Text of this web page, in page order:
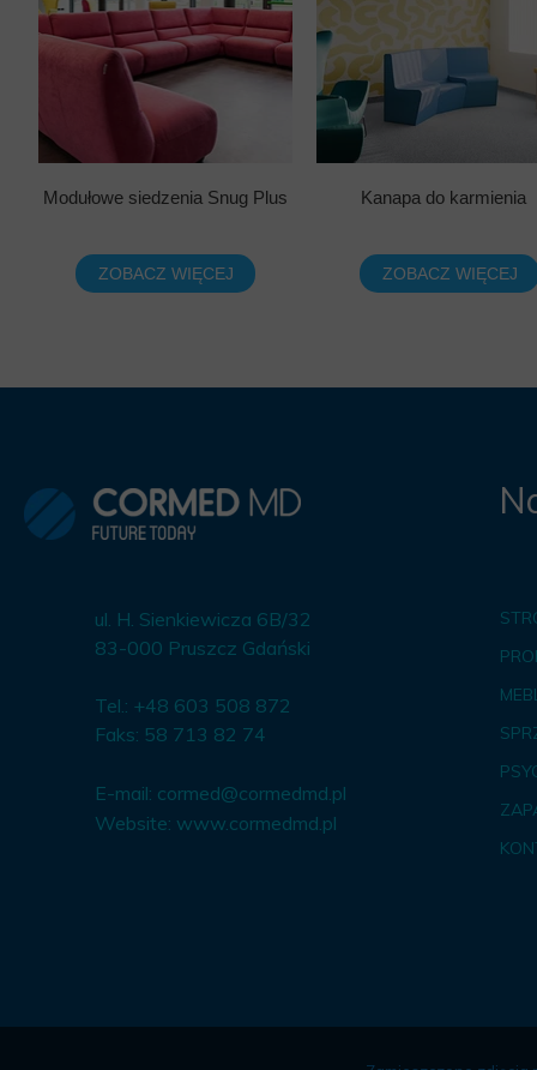
Modułowe siedzenia Snug Plus Kanapa do karmienia
ZOBACZ WIĘCEJ ZOBACZ WIĘCEJ
ul. H. Sienkiewicza 6B/32
83-000 Pruszcz Gdański
Tel.: +48 603 508 872
Faks: 58 713 82 74
E-mail: cormed@cormedmd.pl
Website: www.cormedmd.pl